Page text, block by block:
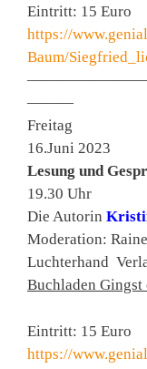
Eintritt: 15 Euro
https://
Baum/
———
Freitag
16.Juni 2023
Lesung und
19.30 Uhr
Die Autorin
Moderation:
Luchterhand
Buchladen Gingst
Eintritt: 15 Euro
https://